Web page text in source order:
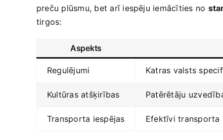
preču plūsmu, bet‍ arī iespēju iemācīties no
tirgos:
Aspekts
Regulējumi Katras valsts
Kultūras atšķirības Patērētāju⁤
Transporta‍ iespējas Efektīvi transporta